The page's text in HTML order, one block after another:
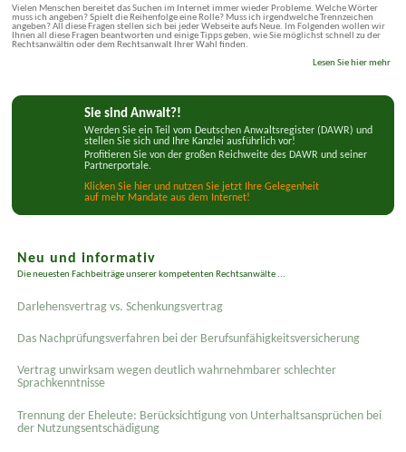
Vielen Menschen bereitet das Suchen im Internet immer wieder Probleme. Welche Wörter
muss ich angeben? Spielt die Reihenfolge eine Rolle? Muss ich irgendwelche Trennzeichen
angeben? All diese Fragen stellen sich bei jeder Webseite aufs Neue. Im Folgenden wollen wir
Ihnen all diese Fragen beantworten und einige Tipps geben, wie Sie möglichst schnell zu der
Rechtsanwältin oder dem Rechtsanwalt Ihrer Wahl finden.
Lesen Sie hier mehr
Sie sind Anwalt?!
Werden Sie ein Teil vom Deutschen Anwaltsregister (DAWR) und
stellen Sie sich und Ihre Kanzlei ausführlich vor!
Profitieren Sie von der großen Reichweite des DAWR und seiner
Partnerportale.
Klicken Sie hier und nutzen Sie jetzt Ihre Gelegenheit
auf mehr Mandate aus dem Internet!
Neu und informativ
Die neuesten Fachbeiträge unserer kompetenten Rechtsanwälte ...
Darlehensvertrag vs. Schenkungsvertrag
Das Nachprüfungsverfahren bei der Berufsunfähigkeitsversicherung
Vertrag unwirksam wegen deutlich wahrnehmbarer schlechter
Sprachkenntnisse
Trennung der Eheleute: Berücksichtigung von Unterhaltsansprüchen bei
der Nutzungsentschädigung